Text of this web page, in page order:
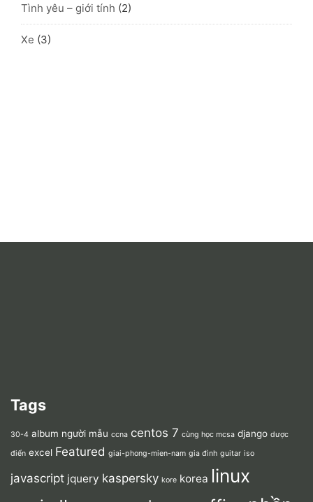
Tình yêu – giới tính (2)
Xe (3)
Tags
30-4 album người mẫu ccna centos 7 cùng học mcsa django dược
điển excel Featured giai-phong-mien-nam gia đình guitar iso
javascript jquery kaspersky kore korea linux